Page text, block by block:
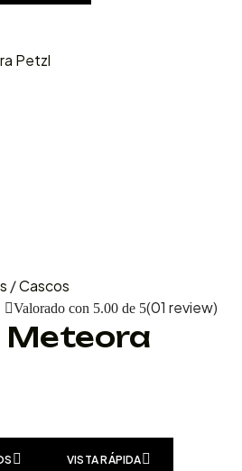
/Cascos
Valorado con 5.00 de 5(01 review)
Meteora
VISTA RÁPIDA